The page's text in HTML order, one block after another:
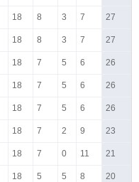
18 8 3 7 27
18 8 3 7 27
18 7 5 6 26
18 7 5 6 26
18 7 5 6 26
18 7 2 9 23
18 7 0 11 21
18 5 5 8 20